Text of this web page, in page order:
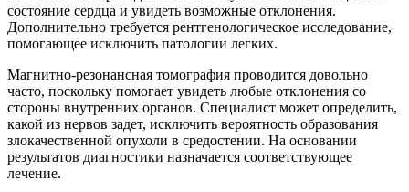
состояние сердца и увидеть возможные отклонения.
Дополнительно требуется рентгенологическое исследование,
помогающее исключить патологии легких.
Магнитно-резонансная томография проводится довольно
часто, поскольку помогает увидеть любые отклонения со
стороны внутренних органов. Специалист может определить,
какой из нервов задет, исключить вероятность образования
злокачественной опухоли в средостении. На основании
результатов диагностики назначается соответствующее
лечение.